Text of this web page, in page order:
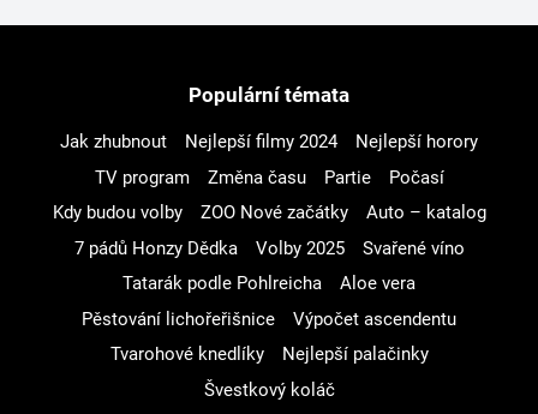
Populární témata
Jak zhubnout Nejlepší filmy 2024
Nejlepší horory
TV program
Změna času Partie
Počasí
Kdy budou volby
ZOO Nové začátky
Auto – katalog
7 pádů Honzy Dědka
Volby 2025
Svařené víno
Tatarák podle Pohlreicha
Aloe vera
Pěstování lichořeřišnice
Výpočet ascendentu
Tvarohové knedlíky
Nejlepší palačinky
Švestkový koláč